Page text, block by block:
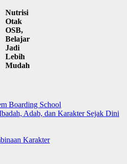
Nutrisi
Otak
OSB,
Belajar
Jadi
Lebih
Mudah
Boarding School
Adab, dan Karakter Sejak Dini
Karakter